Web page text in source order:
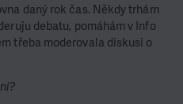
daný rok čas. Někdy trhám
debatu, pomáhám v Info
třeba moderovala diskusi o